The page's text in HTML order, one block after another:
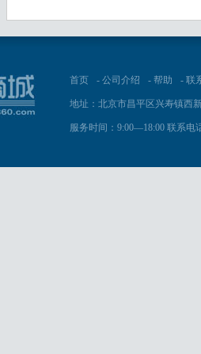
首页 - 公司介绍 - 帮助 - 联
地址：北京市昌平区兴寿镇西
服务时间：9:00—18:00 联系电